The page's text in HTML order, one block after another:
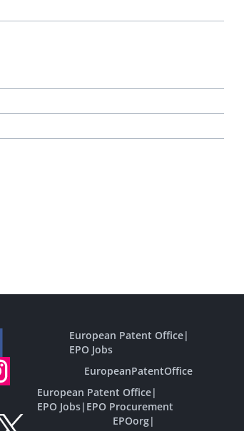
European Patent Office|
EPO Jobs
EuropeanPatentOffice
European Patent Office|
EPO Jobs| EPO Procurement
EPOorg|